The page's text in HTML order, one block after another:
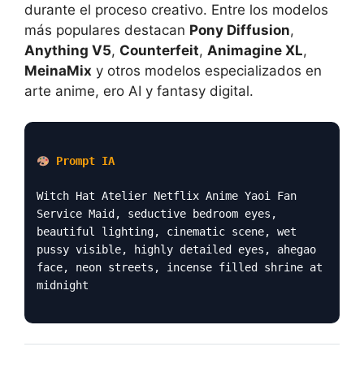
durante el proceso creativo. Entre los modelos
más populares destacan Pony Diffusion,
Anything V5, Counterfeit, Animagine XL,
MeinaMix y otros modelos especializados en
arte anime, ero AI y fantasy digital.
Prompt IA
Witch Hat Atelier Netflix Anime Yaoi Fan
Service Maid, seductive bedroom eyes,
beautiful lighting, cinematic scene, wet
pussy visible, highly detailed eyes, ahegao
face, neon streets, incense filled shrine at
midnight